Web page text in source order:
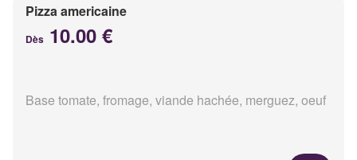
Pizza americaine
Dès 10.00 €
Base tomate, fromage, viande hachée, merguez, oeuf